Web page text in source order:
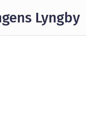
Lyngby